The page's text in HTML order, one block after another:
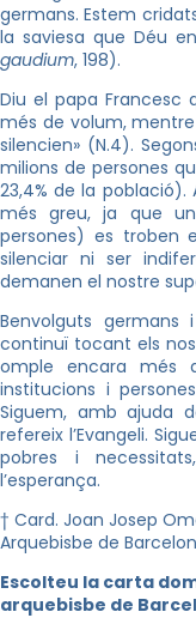
germans. Estem
la saviesa que Déu
gaudium, 198).
Diu el papa Francesc
més de volum,
silencien» (N.4).
milions de persones
23,4% de la
més greu, ja que un
persones) es troben
silenciar ni ser
demanen el nostre
Benvolguts
continuï tocant els
omple encara més
institucions i
Siguem, amb ajuda
refereix l’Evangeli.
pobres i
l’esperança.
† Card. Joan Josep
Arquebisbe de
Escolteu la carta
arquebisbe de